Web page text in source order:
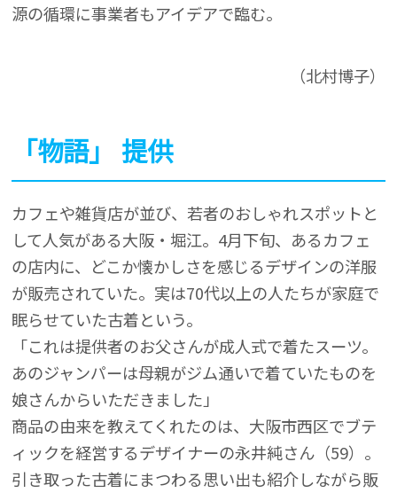
源の循環に事業者もアイデアで臨む。
（北村博子）
「物語」 提供
カフェや雑貨店が並び、若者のおしゃれスポットと
して人気がある大阪・堀江。4月下旬、あるカフェ
の店内に、どこか懐かしさを感じるデザインの洋服
が販売されていた。実は70代以上の人たちが家庭で
眠らせていた古着という。
「これは提供者のお父さんが成人式で着たスーツ。
あのジャンパーは母親がジム通いで着ていたものを
娘さんからいただきました」
商品の由来を教えてくれたのは、大阪市西区でブテ
ィックを経営するデザイナーの永井純さん（59）。
引き取った古着にまつわる思い出も紹介しながら販